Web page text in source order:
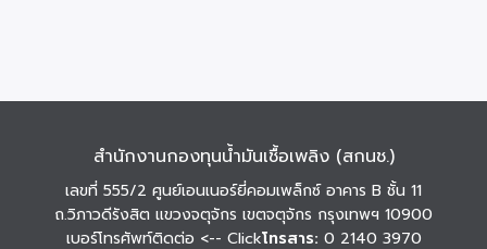
สำนักงานกองทุนน้ำมันเชื้อเพลิง (สกนช.)
เลขที่ 555/2 ศูนย์เอนเนอร์ยี่คอมเพล็กซ์ อาคาร B ชั้น 11
ถ.วิภาวดีรังสิต แขวงจตุจักร เขตจตุจักร กรุงเทพฯ 10900
เบอร์โทรศัพท์ติดต่อ <-- Clickโทรสาร: 0 2140 3970